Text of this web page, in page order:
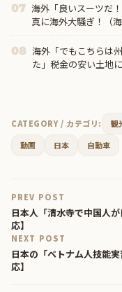
07 海外「良いスーツだ
真に海外大騒ぎ！（海
08 海外「でもこちらは
た」税金の安い土地
CATEGORY / カテゴリ: 観
動画
日本 自動車
PREV POST
日本人「清水寺で中国人
応】
NEXT POST
日本の「ベトナム人技能
応】